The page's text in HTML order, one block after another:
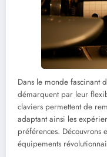
Dans le monde fascinant
démarquent par leur
claviers permettent de
adaptant ainsi les
préférences. Découvrons
équipements